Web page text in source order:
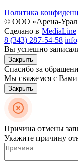
Политика
© ООО «Арена-
Сделано в MediaLine
8 (343) 287-54-58
Вы успешно
Закрыть
Спасибо за
Мы свяжемся с Вами
Закрыть
Причина отмены
Укажите причину